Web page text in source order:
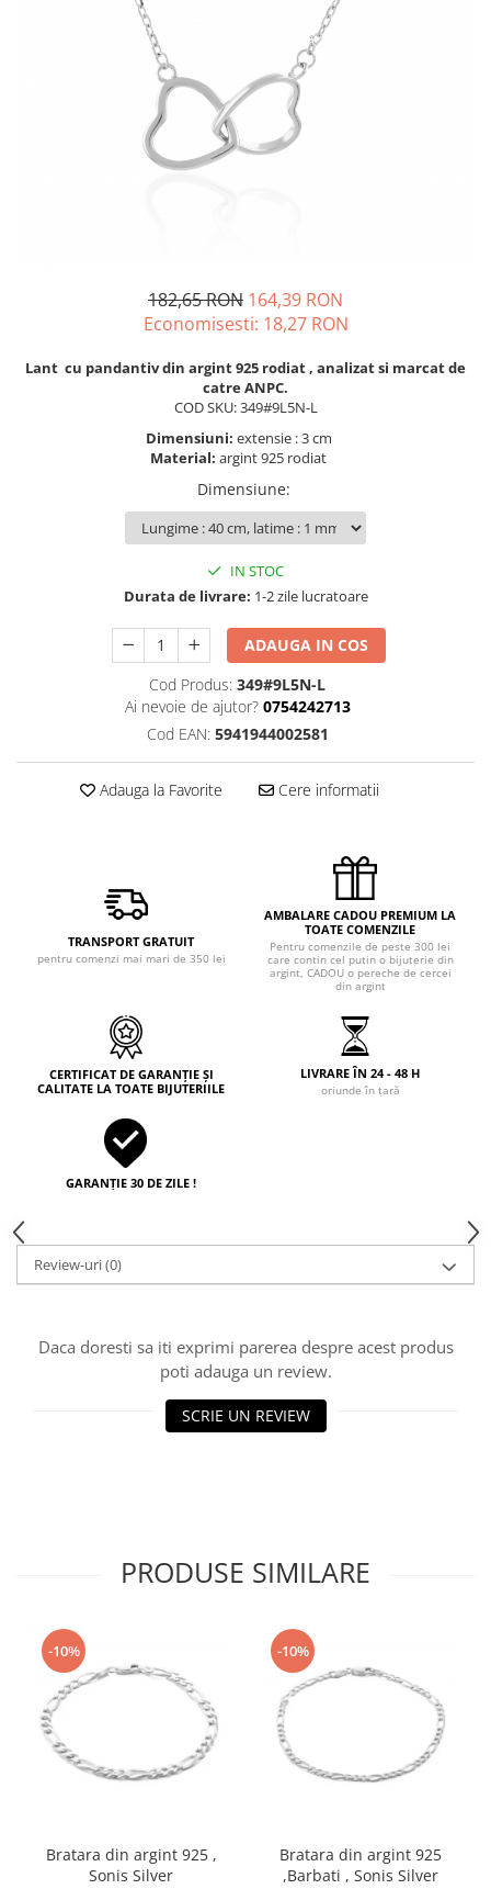
BRATARI PENTRU PICIOR
BRATARA TIP ROZARIU
LANTURI TIP ROZARIU
182,65 RON 164,39 RON
Economisesti: 18,27 RON
Lant cu pandantiv din argint 925 rodiat , analizat si marcat de
catre ANPC.
COD SKU: 349#9L5N-L
Dimensiuni: extensie : 3 cm
Material: argint 925 rodiat
Dimensiune:
IN STOC
Durata de livrare: 1-2 zile lucratoare
ADAUGA IN COS
Cod Produs: 349#9L5N-L
Ai nevoie de ajutor? 0754242713
Cod EAN: 5941944002581
Adauga la Favorite Cere informatii
TRANSPORT GRATUIT
pentru comenzi mai mari de 350 lei
AMBALARE CADOU PREMIUM LA
TOATE COMENZILE
Pentru comenzile de peste 300 lei
care contin cel putin o bijuterie din
argint, CADOU o pereche de cercei
din argint
CERTIFICAT DE GARANȚIE ȘI
CALITATE LA TOATE BIJUTERIILE
LIVRARE ÎN 24 - 48 H
oriunde în țară
GARANȚIE 30 DE ZILE !
Review-uri(0)
Daca doresti sa iti exprimi parerea despre acest produs
poti adauga un review.
SCRIE UN REVIEW
PRODUSE SIMILARE
-10%
Bratara din argint 925 ,
Sonis Silver
-10%
Bratara din argint 925
,Barbati , Sonis Silver